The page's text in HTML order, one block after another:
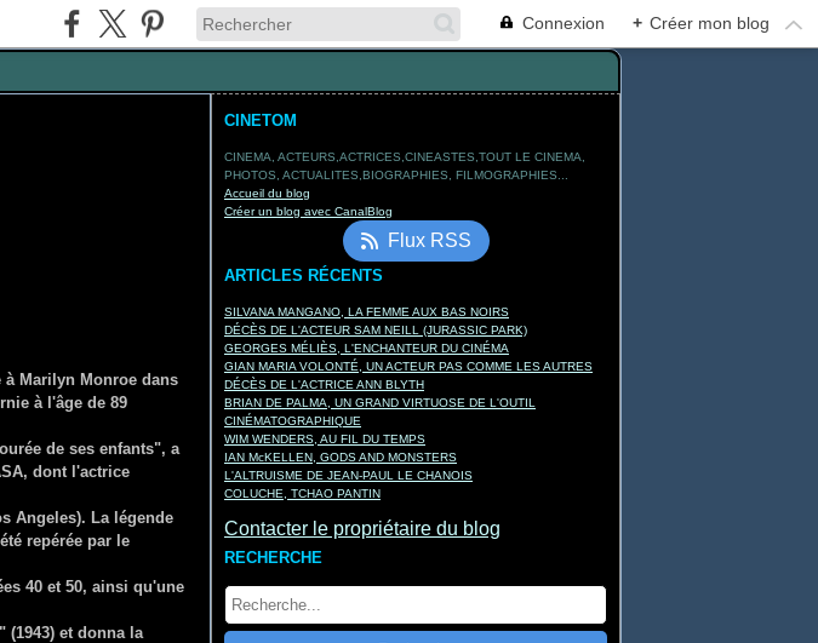
Connexion + Créer mon blog
Marilyn Monroe dans
à l'âge de 89
de ses enfants", a
dont l'actrice
Angeles). La légende
repérée par le
40 et 50, ainsi qu'une
et donna la
CINETOM
CINEMA, ACTEURS,ACTRICES,CINEASTES,TOUT LE CINEMA,
PHOTOS, ACTUALITES,BIOGRAPHIES, FILMOGRAPHIES...
Accueil du blog
Créer un blog avec CanalBlog
Flux RSS
ARTICLES RÉCENTS
SILVANA MANGANO, LA FEMME AUX BAS NOIRS
DÉCÈS DE L'ACTEUR SAM NEILL (JURASSIC PARK)
GEORGES MÉLIÈS, L'ENCHANTEUR DU CINÉMA
GIAN MARIA VOLONTÉ, UN ACTEUR PAS COMME LES AUTRES
DÉCÈS DE L'ACTRICE ANN BLYTH
BRIAN DE PALMA, UN GRAND VIRTUOSE DE L'OUTIL
CINÉMATOGRAPHIQUE
WIM WENDERS, AU FIL DU TEMPS
IAN McKELLEN, GODS AND MONSTERS
L'ALTRUISME DE JEAN-PAUL LE CHANOIS
COLUCHE, TCHAO PANTIN
Contacter le propriétaire du blog
RECHERCHE